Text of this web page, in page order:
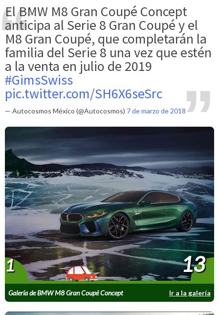
El BMW M8 Gran Coupé Concept
anticipa al Serie 8 Gran Coupé y el
M8 Gran Coupé, que completarán la
familia del Serie 8 una vez que estén
a la venta en julio de 2019
#GimsSwiss
pic.twitter.com/SH6X6seSrc
— Autocosmos México (@Autocosmos) 7 de marzo de 2018
Galería de BMW M8 Gran Coupé Concept Ir a la galería
1 13